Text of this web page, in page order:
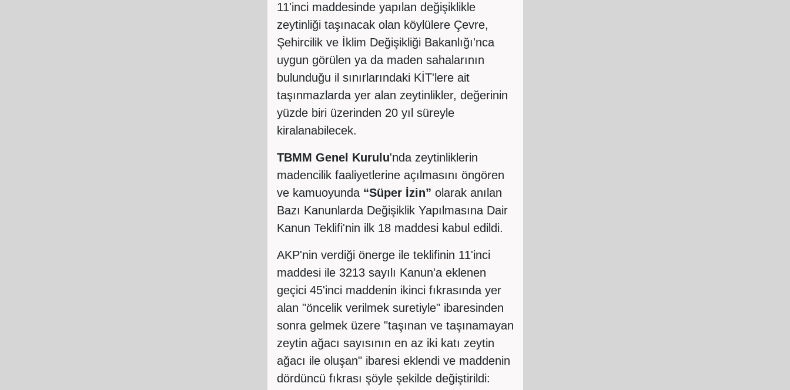
11'inci maddesinde yapılan değişiklikle
zeytinliği taşınacak olan köylülere Çevre,
Şehircilik ve İklim Değişikliği Bakanlığı'nca
uygun görülen ya da maden sahalarının
bulunduğu il sınırlarındaki KİT'lere ait
taşınmazlarda yer alan zeytinlikler, değerinin
yüzde biri üzerinden 20 yıl süreyle
kiralanabilecek.
TBMM Genel Kurulu'nda zeytinliklerin
madencilik faaliyetlerine açılmasını öngören
ve kamuoyunda “Süper İzin” olarak anılan
Bazı Kanunlarda Değişiklik Yapılmasına Dair
Kanun Teklifi'nin ilk 18 maddesi kabul edildi.
AKP'nin verdiği önerge ile teklifinin 11'inci
maddesi ile 3213 sayılı Kanun'a eklenen
geçici 45'inci maddenin ikinci fıkrasında yer
alan "öncelik verilmek suretiyle" ibaresinden
sonra gelmek üzere "taşınan ve taşınamayan
zeytin ağacı sayısının en az iki katı zeytin
ağacı ile oluşan" ibaresi eklendi ve maddenin
dördüncü fıkrası şöyle şekilde değiştirildi: